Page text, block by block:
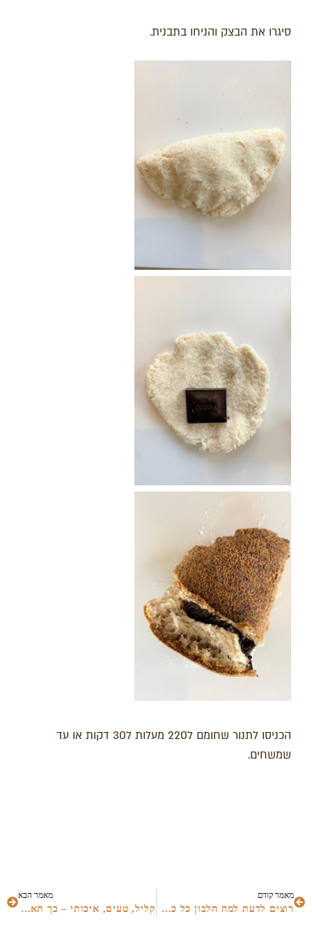
סיגרו את הבצק והניחו בתבנית.
הכניסו לתנור שחומם ל220 מעלות ל30 דקות או עד
שמשחים.
מאמר קודם
רוצים לדעת למה חלבון כל כך חשוב לבריאות שלנו?
מאמר הבא
קליל, טעים, איכותי – כך תארחו בריא באפס מאמץ עם טאוברד